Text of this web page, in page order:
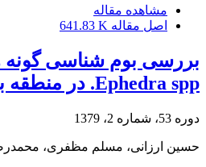
مشاهده مقاله
اصل مقاله 641.83 K
بررسی بوم شناسی گونه
Ephedra spp. در منطقه بیارجمند شاهرود
دوره 53، شماره 2، 1379
حسین ارزانی، مسلم مظفری،